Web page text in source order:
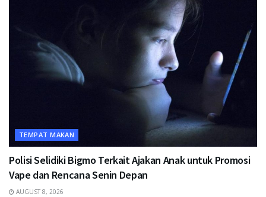
TEMPAT MAKAN
Polisi Selidiki Bigmo Terkait Ajakan Anak untuk Promosi
Vape dan Rencana Senin Depan
AUGUST 8, 2026